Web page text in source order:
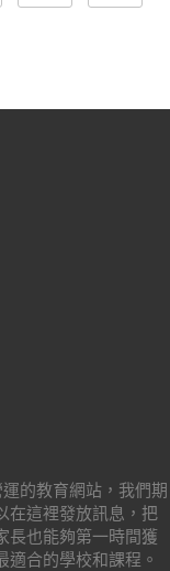
的教育網站，我們期
在這裡發放訊息，把
長也能夠第一時間獲
合的學校和課程。